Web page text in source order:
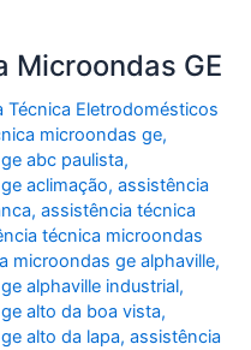
Microondas GE
Técnica Eletrodomésticos
microondas ge,
abc paulista,
aclimação,assistência
,assistência técnica
técnica microondas
microondas ge alphaville,
alphaville industrial,
alto da boa vista,
alto da lapa,assistência